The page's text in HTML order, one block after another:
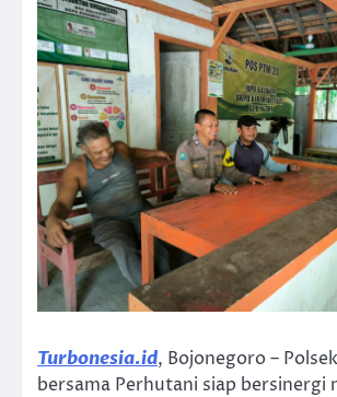
Turbonesia.id, Bojonegoro –
bersama Perhutani siap bersinergi